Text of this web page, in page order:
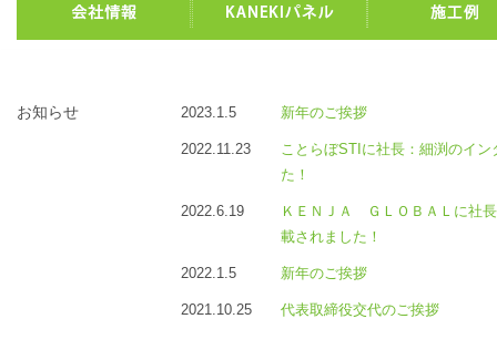
お知らせ 2023.1.5 新年のご挨拶
2022.11.23
ことらぼSTIに社長：細渕のイ
た！
2022.6.19
ＫＥＮＪＡ ＧＬＯＢＡＬに社
載されました！
2022.1.5 新年のご挨拶
2021.10.25 代表取締役交代のご挨拶